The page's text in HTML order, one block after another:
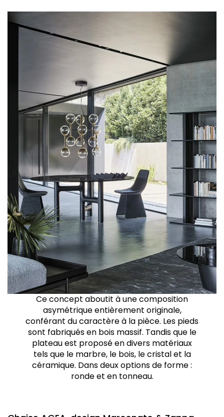
Ce concept aboutit à une composition
asymétrique entièrement originale,
conférant du caractère à la pièce. Les pieds
sont fabriqués en bois massif. Tandis que le
plateau est proposé en divers matériaux
tels que le marbre, le bois, le cristal et la
céramique. Dans deux options de forme :
ronde et en tonneau.